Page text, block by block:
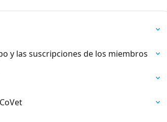
y las suscripciones de los miembros